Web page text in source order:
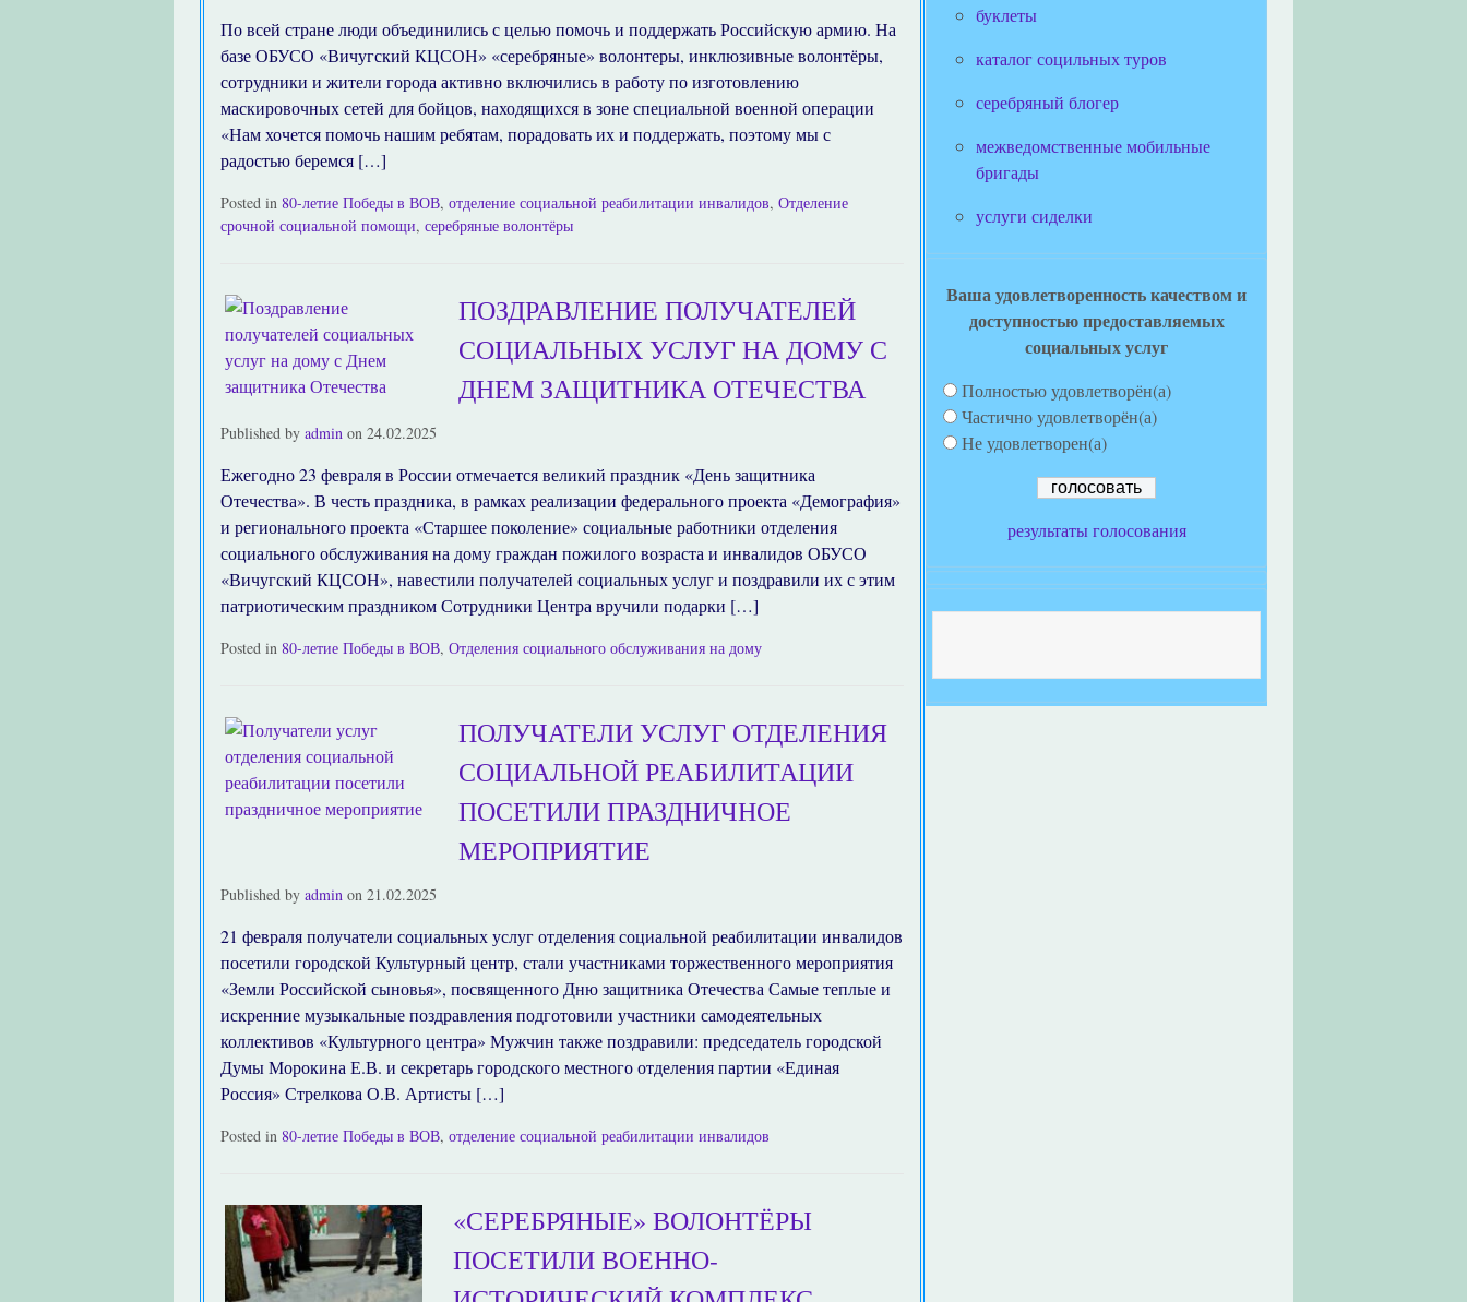
По всей стране люди объединились с целью помочь и поддержать Российскую армию. На
базе ОБУСО «Вичугский КЦСОН» «серебряные» волонтеры, инклюзивные волонтёры,
сотрудники и жители города активно включились в работу по изготовлению
маскировочных сетей для бойцов, находящихся в зоне специальной военной операции
«Нам хочется помочь нашим ребятам, порадовать их и поддержать, поэтому мы с
радостью беремся […]
Posted in 80-летие Победы в ВОВ, отделение социальной реабилитации инвалидов, Отделение
срочной социальной помощи, серебряные волонтёры
ПОЗДРАВЛЕНИЕ ПОЛУЧАТЕЛЕЙ
СОЦИАЛЬНЫХ УСЛУГ НА ДОМУ С
ДНЕМ ЗАЩИТНИКА ОТЕЧЕСТВА
Published by adminon 24.02.2025
Ежегодно 23 февраля в России отмечается великий праздник «День защитника
Отечества». В честь праздника, в рамках реализации федерального проекта «Демография»
и регионального проекта «Старшее поколение» социальные работники отделения
социального обслуживания на дому граждан пожилого возраста и инвалидов ОБУСО
«Вичугский КЦСОН», навестили получателей социальных услуг и поздравили их с этим
патриотическим праздником Сотрудники Центра вручили подарки […]
Posted in 80-летие Победы в ВОВ, Отделения социального обслуживания на дому
ПОЛУЧАТЕЛИ УСЛУГ ОТДЕЛЕНИЯ
СОЦИАЛЬНОЙ РЕАБИЛИТАЦИИ
ПОСЕТИЛИ ПРАЗДНИЧНОЕ
МЕРОПРИЯТИЕ
Published by adminon 21.02.2025
21 февраля получатели социальных услуг отделения социальной реабилитации инвалидов
посетили городской Культурный центр, стали участниками торжественного мероприятия
«Земли Российской сыновья», посвященного Дню защитника Отечества Самые теплые и
искренние музыкальные поздравления подготовили участники самодеятельных
коллективов «Культурного центра» Мужчин также поздравили: председатель городской
Думы Морокина Е.В. и секретарь городского местного отделения партии «Единая
Россия» Стрелкова О.В. Артисты […]
Posted in 80-летие Победы в ВОВ, отделение социальной реабилитации инвалидов
«СЕРЕБРЯНЫЕ» ВОЛОНТЁРЫ
ПОСЕТИЛИ ВОЕННО-
буклеты
каталог социльных туров
серебряный блогер
межведомственные мобильные
бригады
услуги сиделки
Ваша удовлетворенность качеством и
доступностью предоставляемых
социальных услуг
Полностью удовлетворён(а)
Частично удовлетворён(а)
Не удовлетворен(а)
результаты голосования